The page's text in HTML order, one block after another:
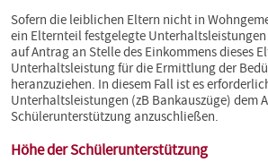
Sofern die leiblichen Eltern nicht in
ein Elternteil festgelegte
auf Antrag an Stelle des Einkommens dieses
Unterhaltsleistung für die Ermittlung der
heranzuziehen. In diesem Fall ist es
Unterhaltsleistungen (zB Bankauszüge) dem
Schülerunterstützung anzuschließen.
Höhe der Schülerunterstützung